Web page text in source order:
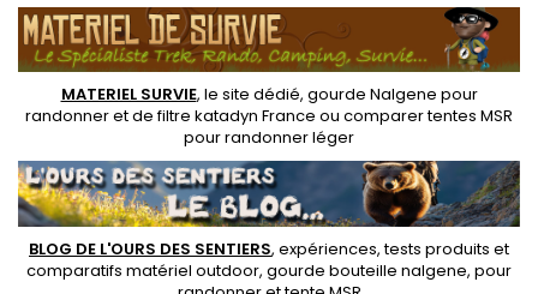
MATERIEL SURVIE, le site dédié, gourde Nalgene pour
randonneret defiltre katadyn France ou comparer tentes MSR
pour randonner léger
BLOG DE L'OURS DES SENTIERS, expériences, tests produits et
comparatifs matériel outdoor, gourde bouteille nalgene, pour